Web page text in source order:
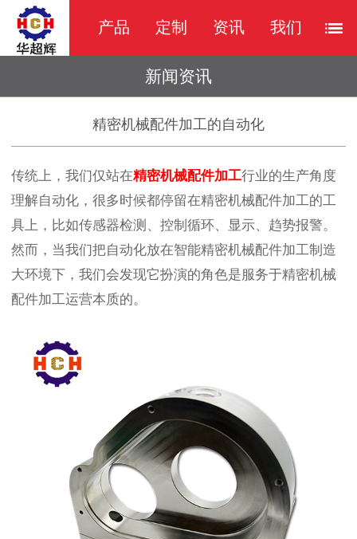
产品 定制 资讯 我们
新闻资讯
精密机械配件加工的自动化
传统上，我们仅站在精密机械配件加工行业的生产角度
理解自动化，很多时候都停留在精密机械配件加工的工
具上，比如传感器检测、控制循环、显示、趋势报警。
然而，当我们把自动化放在智能精密机械配件加工制造
大环境下，我们会发现它扮演的角色是服务于精密机械
配件加工运营本质的。